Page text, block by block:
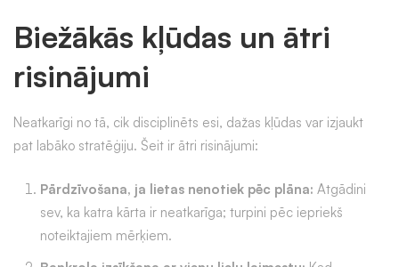
Biežākās kļūdas un ātri
risinājumi
Neatkarīgi no tā, cik disciplinēts esi, dažas kļūdas var izjaukt
pat labāko stratēģiju. Šeit ir ātri risinājumi:
Pārdzīvošana, ja lietas nenotiek pēc plāna: Atgādini
sev, ka katra kārta ir neatkarīga; turpini pēc iepriekš
noteiktajiem mērķiem.